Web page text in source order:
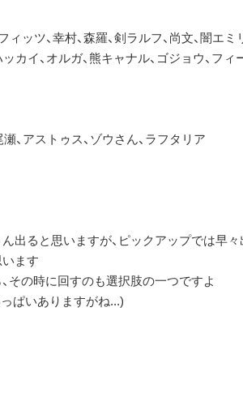
ィッツ、幸村、森羅、剣ラルフ、尚文、闇エミ
カイ、オルガ、熊キャナル、ゴジョウ、フィ
瀬、アストゥス、ゾウさん、ラフタリア
出ると思いますが、ピックアップでは早
ます
その時に回すのも選択肢の一つですよ
ぱいありますがね...)